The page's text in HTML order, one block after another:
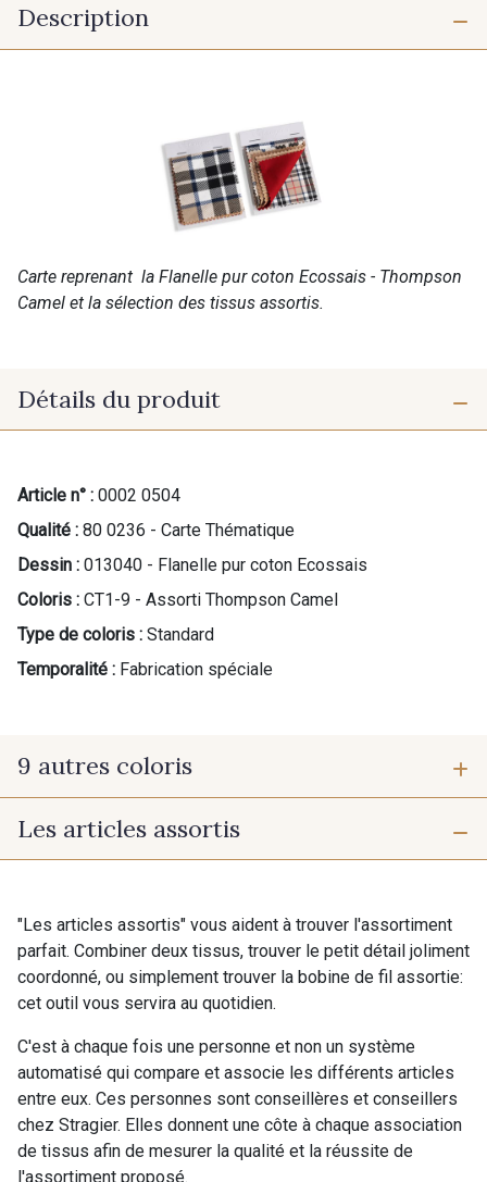
Description
Carte reprenant la Flanelle pur coton Ecossais - Thompson
Camel et la sélection des tissus assortis.
Détails du produit
Article n° : 0002 0504
Qualité : 80 0236 - Carte Thématique
Dessin : 013040 - Flanelle pur coton Ecossais
Coloris : CT1-9 - Assorti Thompson Camel
Type de coloris : Standard
Temporalité : Fabrication spéciale
9 autres coloris
CT1-1 - Assorti Lamont AncientCT1-2 - Assorti Christie Modern
CT1-3 - Assorti Highland Rose
CT1-4 - Assorti Steward Royal
Modern
CT1-5 - Assorti Clark Ancient
Dress Modern
Les articles assortis
"Les articles assortis" vous aident à trouver l'assortiment
parfait. Combiner deux tissus, trouver le petit détail joliment
coordonné, ou simplement trouver la bobine de fil assortie:
cet outil vous servira au quotidien.
C'est à chaque fois une personne et non un système
automatisé qui compare et associe les différents articles
entre eux. Ces personnes sont conseillères et conseillers
chez Stragier. Elles donnent une côte à chaque association
de tissus afin de mesurer la qualité et la réussite de
l'assortiment proposé.